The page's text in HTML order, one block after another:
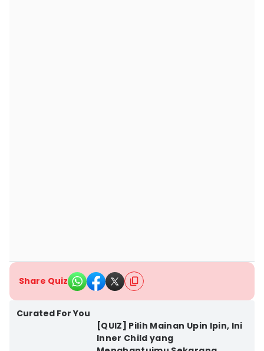
Share Quiz
Curated For You
[QUIZ] Pilih Mainan Upin Ipin, Ini
Inner Child yang